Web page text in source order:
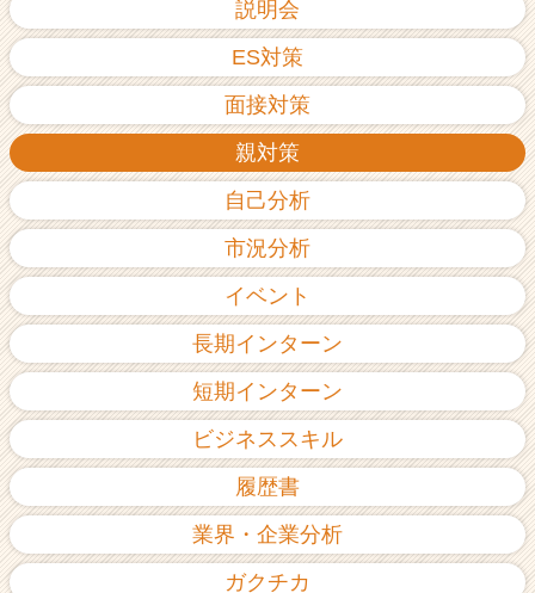
e
r
a
e
r）
説明会
ES対策
面接対策
親対策
自己分析
市況分析
イベント
長期インターン
短期インターン
ビジネススキル
履歴書
業界・企業分析
ガクチカ